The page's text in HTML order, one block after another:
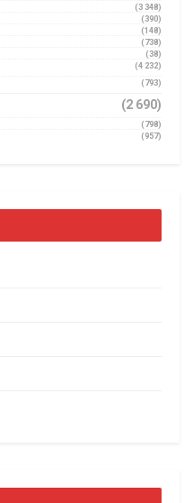
(3 348)
(390)
(148)
(738)
(38)
(4 232)
(793)
(2 690)
(798)
(957)